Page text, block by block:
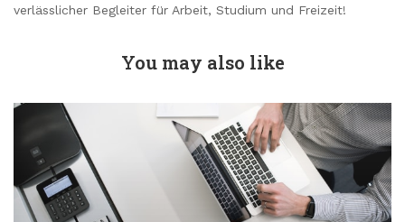
verlässlicher Begleiter für Arbeit, Studium und Freizeit!
You may also like